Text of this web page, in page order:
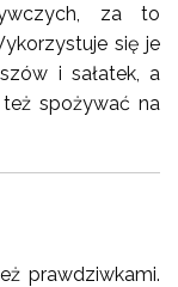
za to
się je
i sałatek, a
też spożywać na
prawdziwkami.